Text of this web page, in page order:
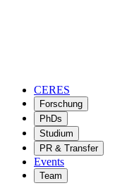
CERES
Forschung
PhDs
Studium
PR & Transfer
Events
Team